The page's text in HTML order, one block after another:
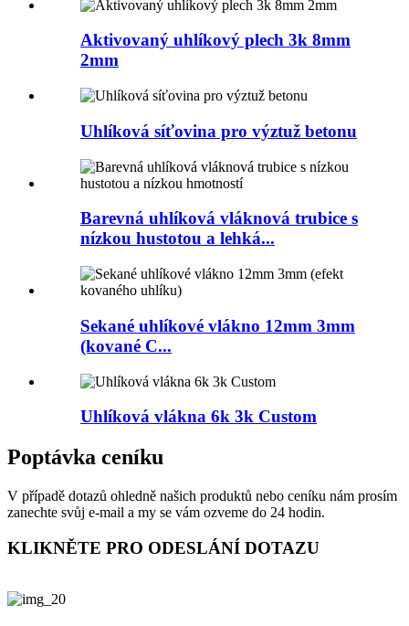
Aktivovaný uhlíkový plech 3k 8mm
2mm
Uhlíková síťovina pro výztuž betonu
Barevná uhlíková vláknová trubice s
nízkou hustotou a lehká...
Sekané uhlíkové vlákno 12mm 3mm
(kované C...
Uhlíková vlákna 6k 3k Custom
Poptávka ceníku
V případě dotazů ohledně našich produktů nebo ceníku nám prosím
zanechte svůj e-mail a my se vám ozveme do 24 hodin.
KLIKNĚTE PRO ODESLÁNÍ DOTAZU